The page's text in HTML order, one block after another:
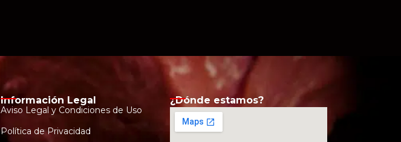
Información Legal
Aviso Legal y Condiciones de Uso
Política de Privacidad
¿Dónde estamos?